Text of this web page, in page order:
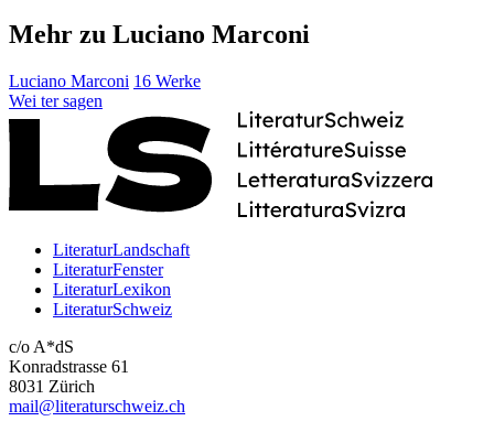
Mehr zu Luciano Marconi
Luciano Marconi 16 Werke
Wei ter sagen
LiteraturLandschaft
LiteraturFenster
LiteraturLexikon
LiteraturSchweiz
c/o A*dS
Konradstrasse 61
8031 Zürich
mail@literaturschweiz.ch